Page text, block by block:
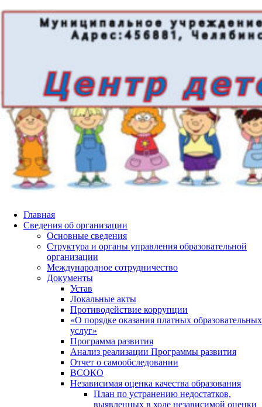
Главная
Сведения об организации
Основные сведения
Структура и органы управления образовательной
организации
Международное сотрудничество
Документы
Устав
Локальные акты
Противодействие коррупции
«О порядке оказания платных образовательных
услуг»
Программа развития
Анализ реализации Программы развития
Отчет о самообследовании
ВСОКО
Независимая оценка качества образования
План по устранению недостатков,
выявленных в ходе независимой оценки